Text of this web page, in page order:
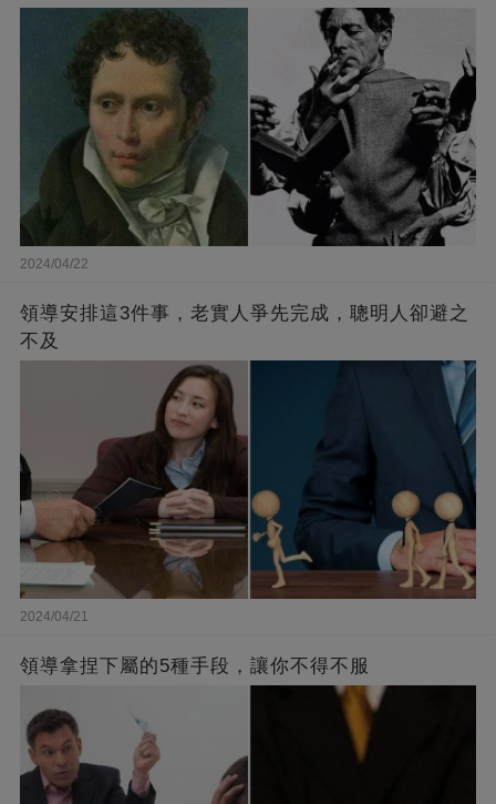
2024/04/22
領導安排這3件事，老實人爭先完成，聰明人卻避之
不及
2024/04/21
領導拿捏下屬的5種手段，讓你不得不服